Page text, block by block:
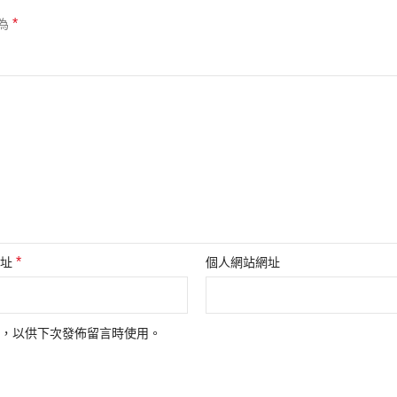
*
址* 個人網站網址
以供下次發佈留言時使用。